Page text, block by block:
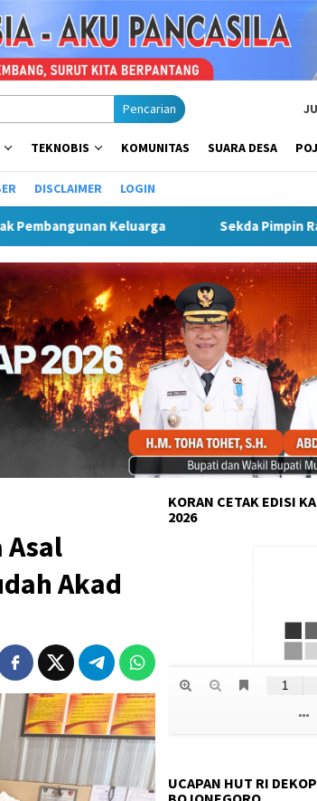
Pencarian
TEKNOBIS KOMUNITAS SUARA DESA
DISCLAIMER LOGIN
Rejang Lebong Matangkan Persiapan HUT
Asal
Akad
KORAN CETAK EDISI
2026
UCAPAN HUT RI